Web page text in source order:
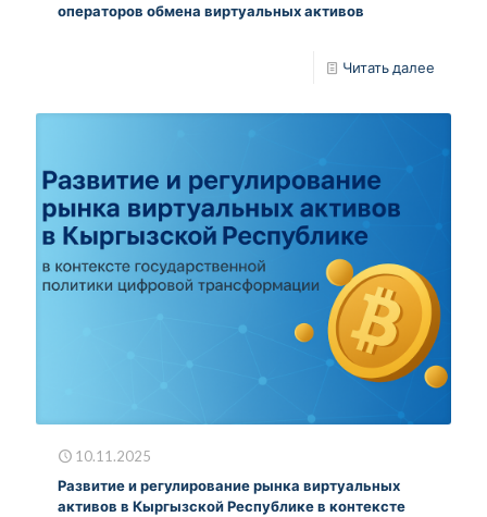
операторов обмена виртуальных активов
Читать далее
10.11.2025
Развитие и регулирование рынка виртуальных
активов в Кыргызской Республике в контексте